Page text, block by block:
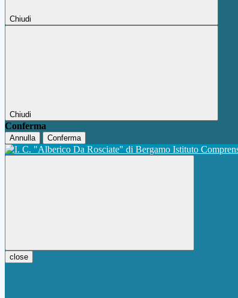
Chiudi
Chiudi
Conferma
Annulla Conferma
Istituto
close